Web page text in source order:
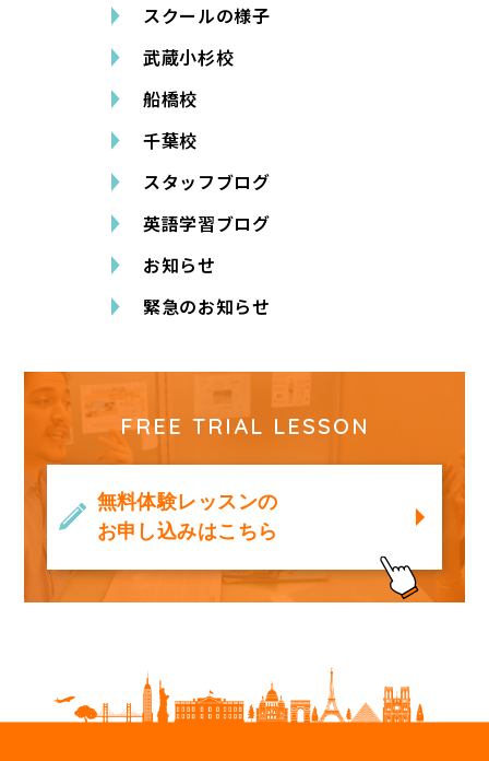
スクールの様子
武蔵小杉校
船橋校
千葉校
スタッフブログ
英語学習ブログ
お知らせ
緊急のお知らせ
FREE TRIAL LESSON
無料体験レッスンの
お申し込みはこちら